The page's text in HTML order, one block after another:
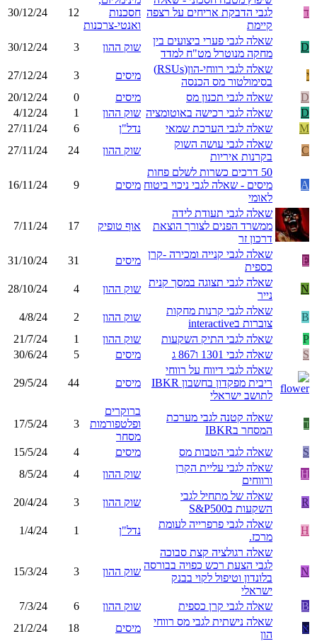
ד
לגבי הדבקת אריחים על רצפה
קיימת
חסכנות
ואנטי-צרכנות
12
30/12/24
D
שאלה לגבי פערי ביצועים בין
מחקה מנוטרל מט"ח למדד
שוק ההון 3
30/12/24
י
שאלה לגבי רווחי-הון(RSUs)
בסימולטור מס הכנסה
מיסים 3
27/12/24
D
שאלה לגבי תכנון מס מיסים 0
20/12/24
D
שאלה לגבי רכישה באוטומציה שוק ההון 1
4/12/24
M
שאלה לגבי הערכת שמאי נדל"ן 6
27/11/24
C
שאלה לגבי עושה השוק
בקרנות איריות
שוק ההון 24
27/11/24
A
50 דרכים כשרות לשלם פחות
מיסים - שאלה לגבי ניכוי ביטוח
לאומי
מיסים 9
16/11/24
שאלה לגבי תעודת לידה
ממשרד הפנים לצורך הוצאת
דרכון זר
אוף טופיק 17
7/11/24
E
שאלה לגבי קנייה ומכירה -קרן
כספית
מיסים 31
31/10/24
N
שאלה לגבי תצוגה במסך קנית
נייר
שוק ההון 4
28/10/24
B
שאלה לגבי קרנות מחקות
צוברות בinteractive
שוק ההון 2
4/8/24
P
שאלה לגבי התיק השקעות שוק ההון 1
21/7/24
S
שאלה לגבי 1301 ו867 ג מיסים 5
30/6/24
שאלה לגבי דיווח על רווחי
ריבית מפקדון בחשבון IBKR
לתושב ישראלי
מיסים 44
29/5/24
ד
שאלה קטנה לגבי מערכת
המסחר בIBKR
ברוקרים
ופלטפורמות
מסחר
3
17/5/24
S שאלה לגבי הטבות מס מיסים 4
15/5/24
H
שאלה לגבי עליית הקרן
ורווחים
שוק ההון 4
8/5/24
R
שאלה של מתחיל לגבי
השקעות בS&P500
שוק ההון 3
20/4/24
H
שאלה לגבי פרפרייה לעומת
מרכז.
נדל"ן 1
1/4/24
N
שאלה רגולציה קצת סבוכה
לגבי הצעת רכש כפויה בבורסה
בלונדון וטיפול לקוי בבנק
ישראלי
שוק ההון 3
15/3/24
B שאלה לגבי קרן כספית שוק ההון 6
7/3/24
א
שאלה נישתית לגבי מס רווחי
הון
מיסים 18
21/2/24